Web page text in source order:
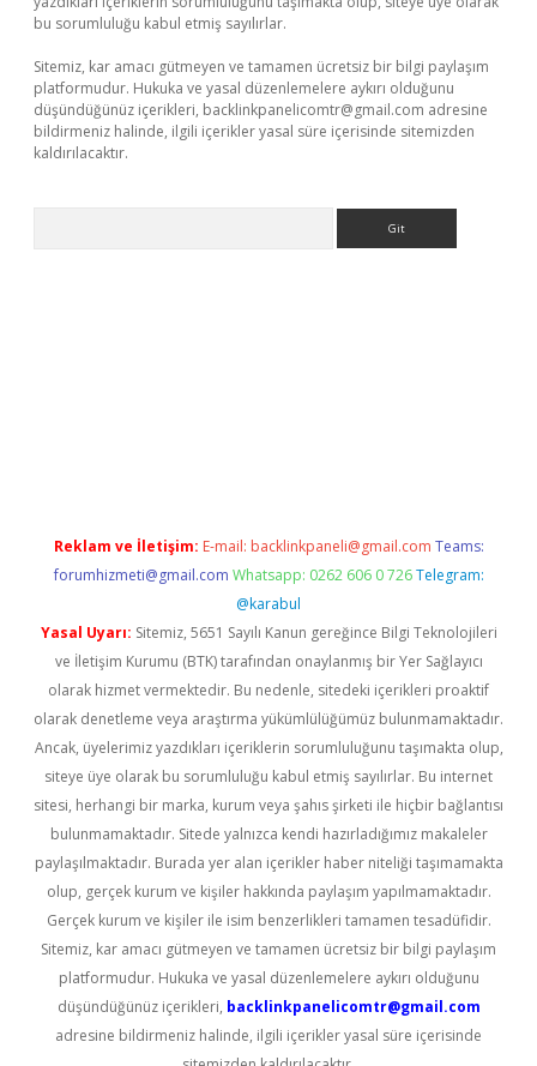
bu sorumluluğu kabul etmiş sayılırlar.
Sitemiz, kar amacı gütmeyen ve tamamen ücretsiz bir bilgi paylaşım
platformudur. Hukuka ve yasal düzenlemelere aykırı olduğunu
düşündüğünüz içerikleri, backlinkpanelicomtr@gmail.com adresine
bildirmeniz halinde, ilgili içerikler yasal süre içerisinde sitemizden
kaldırılacaktır.
Reklam ve İletişim: E-mail: backlinkpaneli@gmail.com Teams:
forumhizmeti@gmail.com Whatsapp: 0262 606 0 726 Telegram:
@karabul
Yasal Uyarı: Sitemiz, 5651 Sayılı Kanun gereğince Bilgi Teknolojileri
ve İletişim Kurumu (BTK) tarafından onaylanmış bir Yer Sağlayıcı
olarak hizmet vermektedir. Bu nedenle, sitedeki içerikleri proaktif
olarak denetleme veya araştırma yükümlülüğümüz bulunmamaktadır.
Ancak, üyelerimiz yazdıkları içeriklerin sorumluluğunu taşımakta olup,
siteye üye olarak bu sorumluluğu kabul etmiş sayılırlar. Bu internet
sitesi, herhangi bir marka, kurum veya şahıs şirketi ile hiçbir bağlantısı
bulunmamaktadır. Sitede yalnızca kendi hazırladığımız makaleler
paylaşılmaktadır. Burada yer alan içerikler haber niteliği taşımamakta
olup, gerçek kurum ve kişiler hakkında paylaşım yapılmamaktadır.
Gerçek kurum ve kişiler ile isim benzerlikleri tamamen tesadüfidir.
Sitemiz, kar amacı gütmeyen ve tamamen ücretsiz bir bilgi paylaşım
platformudur. Hukuka ve yasal düzenlemelere aykırı olduğunu
düşündüğünüz içerikleri, backlinkpanelicomtr@gmail.com
adresine bildirmeniz halinde, ilgili içerikler yasal süre içerisinde